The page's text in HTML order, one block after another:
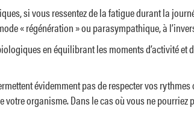
si vous ressentez de la fatigue durant la
« régénération » ou parasympathique, à
en équilibrant les moments d’activité et
évidemment pas de respecter vos
organisme. Dans le cas où vous ne